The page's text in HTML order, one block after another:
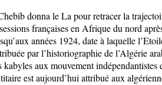
donna le La pour retracer la
françaises en Afrique du nord
années 1924, date à laquelle
par l’historiographie de l’Algérie
aux mouvement
est aujourd’hui attribué aux